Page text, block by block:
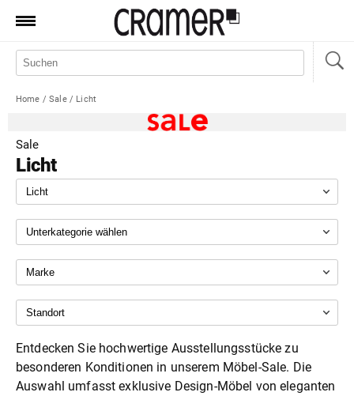
Produkte
Aktionen
News
Sale
Standorte
Service
Shop
Home / Sale/ Licht
Sale
Licht
Entdecken Sie hochwertige Ausstellungsstücke zu
besonderen Konditionen in unserem Möbel-Sale. Die
Auswahl umfasst exklusive Design-Möbel von eleganten